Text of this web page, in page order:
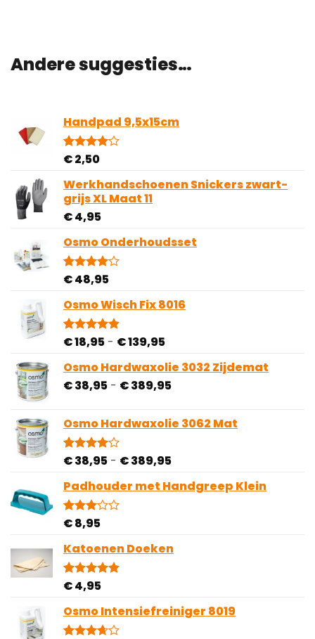
Andere suggesties…
Handpad 9,5x15cm
Gewaardeerd
4.00op
5
gebaseerd
op
2
klantbeoordelingen
€2,50
Werkhandschoenen Snickers zwart-
grijs XL Maat 11
€4,95
Osmo Onderhoudsset
Gewaardeerd
op
5
gebaseerd
op
1
€48,95
Osmo Wisch Fix 8016
Gewaardeerd
op 5
gebaseerd
op
6
klantbeoordelingen
€18,95 - €139,95Prijsklasse:
tot
€ 139,95
Osmo Hardwaxolie 3032 Zijdemat
€38,95 - €389,95Prijsklasse:
€ 389,95
Osmo Hardwaxolie 3062 Mat
Gewaardeerd
op
5
gebaseerd
op
1
€38,95 - €389,95Prijsklasse:
tot
Padhouder met Handgreep Klein
Gewaardeerd
3.00
op 5
gebaseerd
op
1
€8,95
Katoenen Doeken
Gewaardeerd
op 5
gebaseerd
op
10
klantbeoordelingen
€4,95
Osmo Intensiefreiniger 8019